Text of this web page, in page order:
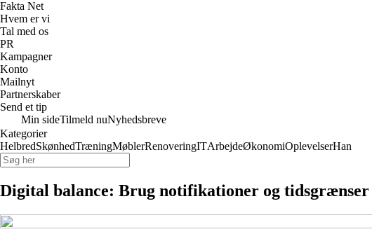
Fakta Net
Hvem er vi
Tal med os
PR
Kampagner
Konto
Mailnyt
Partnerskaber
Send et tip
Min sideTilmeld nuNyhedsbreve
Kategorier
HelbredSkønhedTræningMøblerRenoveringITArbejdeØkonomiOplevelserHan
Digital balance: Brug notifikationer og tidsgrænser